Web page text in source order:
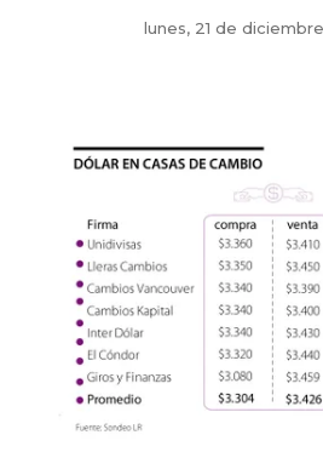
lunes, 21 de